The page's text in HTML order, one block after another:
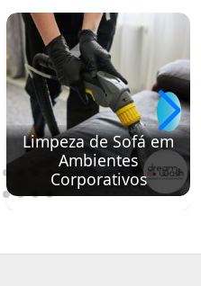
Limpeza de Sofá em
Ambientes
Corporativos